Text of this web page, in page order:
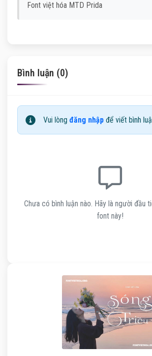
Font việt hóa MTD Prida
Bình luận (0)
Vui lòng đăng nhập để viết bình
Chưa có bình luận nào. Hãy là người đầu
font này!